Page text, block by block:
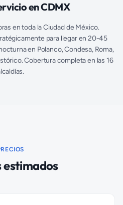
en CDMX
en toda la Ciudad de México.
para llegar en 20-45
en Polanco, Condesa, Roma,
Cobertura completa en las 16
estimados